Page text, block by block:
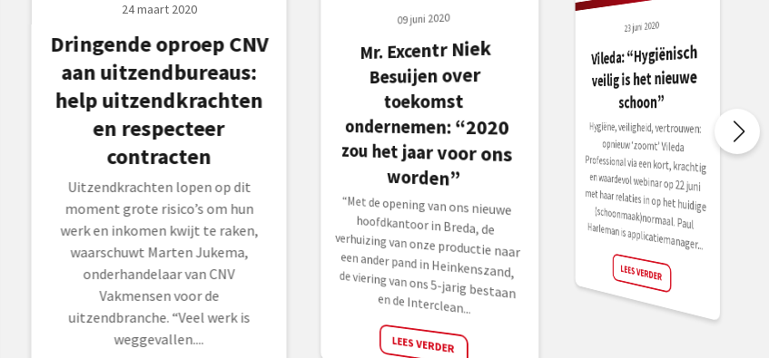
24 maart 2020
Dringende oproep CNV
aan uitzendbureaus:
help uitzendkrachten
en respecteer
contracten
Uitzendkrachten lopen op dit
moment grote risico’s om hun
werk en inkomen kwijt te raken,
waarschuwt Marten Jukema,
onderhandelaar van CNV
Vakmensen voor de
uitzendbranche. “Veel werk is
weggevallen....
09 juni 2020
Mr. Excentr Niek
Besuijen over
toekomst
ondernemen: “2020
zou het jaar voor ons
worden”
“Met de opening van ons nieuwe
hoofdkantoor in Breda, de
verhuizing van onze productie naar
een ander pand in Heinkenszand,
de viering van ons 5-jarig bestaan
en de Interclean...
LEES VERDER
23 juni 2020
Vileda: “Hygiënisch
veilig is het nieuwe
schoon”
Hygiëne, veiligheid, vertrouwen:
opnieuw ‘zoomt’ Vileda
Professional via een kort, krachtig
en waardevol webinar op 22 juni
met haar relaties in op het huidige
(schoonmaak)normaal. Paul
Harleman is applicatiemanager...
LEES VERDER